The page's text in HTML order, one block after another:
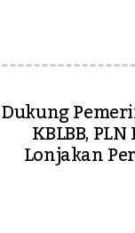
Dukung
KBLBB,
Lonjakan